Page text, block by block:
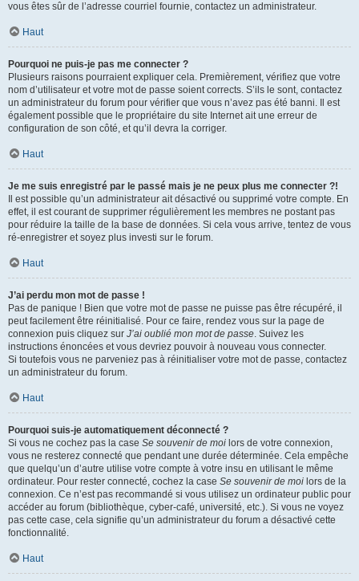
vous êtes sûr de l’adresse courriel fournie, contactez un administrateur.
Haut
Pourquoi ne puis-je pas me connecter ?
Plusieurs raisons pourraient expliquer cela. Premièrement, vérifiez que votre
nom d’utilisateur et votre mot de passe soient corrects. S’ils le sont, contactez
un administrateur du forum pour vérifier que vous n’avez pas été banni. Il est
également possible que le propriétaire du site Internet ait une erreur de
configuration de son côté, et qu’il devra la corriger.
Haut
Je me suis enregistré par le passé mais je ne peux plus me connecter ?!
Il est possible qu’un administrateur ait désactivé ou supprimé votre compte. En
effet, il est courant de supprimer régulièrement les membres ne postant pas
pour réduire la taille de la base de données. Si cela vous arrive, tentez de vous
ré-enregistrer et soyez plus investi sur le forum.
Haut
J’ai perdu mon mot de passe !
Pas de panique ! Bien que votre mot de passe ne puisse pas être récupéré, il
peut facilement être réinitialisé. Pour ce faire, rendez vous sur la page de
connexion puis cliquez sur J’ai oublié mon mot de passe. Suivez les
instructions énoncées et vous devriez pouvoir à nouveau vous connecter.
Si toutefois vous ne parveniez pas à réinitialiser votre mot de passe, contactez
un administrateur du forum.
Haut
Pourquoi suis-je automatiquement déconnecté ?
Si vous ne cochez pas la case Se souvenir de moi lors de votre connexion,
vous ne resterez connecté que pendant une durée déterminée. Cela empêche
que quelqu’un d’autre utilise votre compte à votre insu en utilisant le même
ordinateur. Pour rester connecté, cochez la case Se souvenir de moi lors de la
connexion. Ce n’est pas recommandé si vous utilisez un ordinateur public pour
accéder au forum (bibliothèque, cyber-café, université, etc.). Si vous ne voyez
pas cette case, cela signifie qu’un administrateur du forum a désactivé cette
fonctionnalité.
Haut